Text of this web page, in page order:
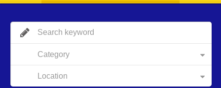
Category
Location